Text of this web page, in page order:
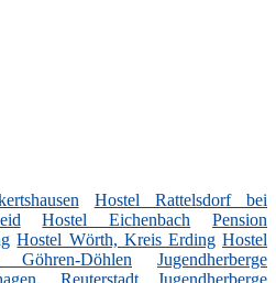
Hostel Rattelsdorf bei
Hostel Eichenbach
Pension
Hostel Wörth, Kreis Erding Hostel
Göhren-Döhlen
Jugendherberge
Reuterstadt
Jugendherberge